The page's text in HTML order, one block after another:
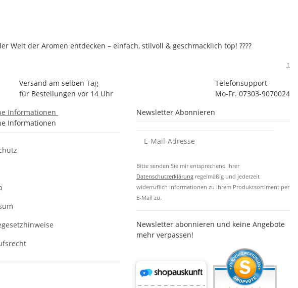
Welt der Aromen entdecken – einfach, stilvoll & geschmacklich top! ????
↑
Versand am selben Tag
für Bestellungen vor 14 Uhr
Telefonsupport
Mo-Fr. 07303-9070024
Informationen
Informationen
Newsletter Abonnieren
Bitte senden Sie mir entsprechend Ihrer
Datenschutzerklärung regelmäßig und jederzeit
widerruflich Informationen zu Ihrem Produktsortiment per
E-Mail zu.
Newsletter abonnieren und keine Angebote
mehr verpassen!